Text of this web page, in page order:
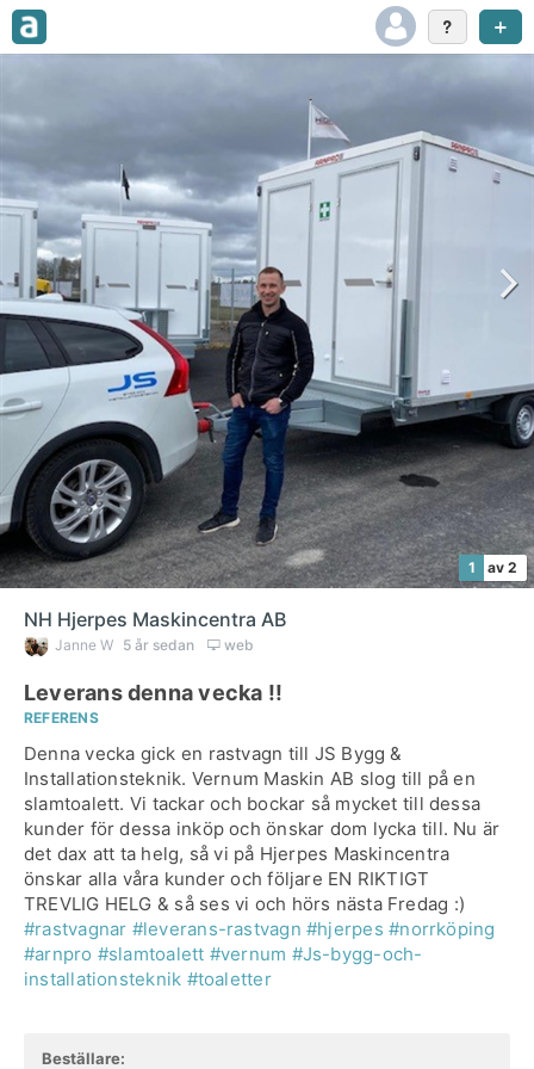
1 av 2
NH Hjerpes Maskincentra AB
Janne W 5 år sedan web
Leverans denna vecka !!
REFERENS
Denna vecka gick en rastvagn till JS Bygg &
Installationsteknik. Vernum Maskin AB slog till på en
slamtoalett. Vi tackar och bockar så mycket till dessa
kunder för dessa inköp och önskar dom lycka till. Nu är
det dax att ta helg, så vi på Hjerpes Maskincentra
önskar alla våra kunder och följare EN RIKTIGT
TREVLIG HELG & så ses vi och hörs nästa Fredag :)
#rastvagnar #leverans-rastvagn #hjerpes #norrköping
#arnpro #slamtoalett #vernum #Js-bygg-och-
installationsteknik #toaletter
Beställare: